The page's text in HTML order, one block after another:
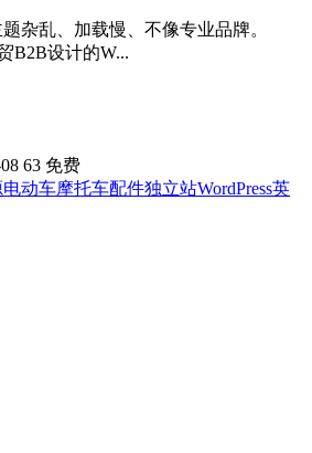
杂乱、加载慢、不像专业品牌。
B2B设计的W...
63 免费